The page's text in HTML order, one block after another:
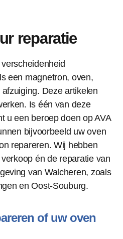
reparatie
een magnetron, oven,
Deze artikelen
Is één van deze
u een beroep doen op AVA
bijvoorbeeld uw oven
repareren. Wij hebben
én de reparatie van
van Walcheren, zoals
en Oost-Souburg.
of uw oven